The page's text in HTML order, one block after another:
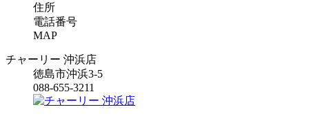
住所
電話番号
MAP
チャーリー 沖浜店
徳島市沖浜3-5
088-655-3211